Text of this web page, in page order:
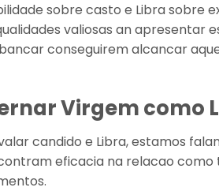
sobre casto e Libra sobre
valiosas an apresentar
conseguirem alcancar
Virgem como
candido e Libra, estamos
eficacia na relacao